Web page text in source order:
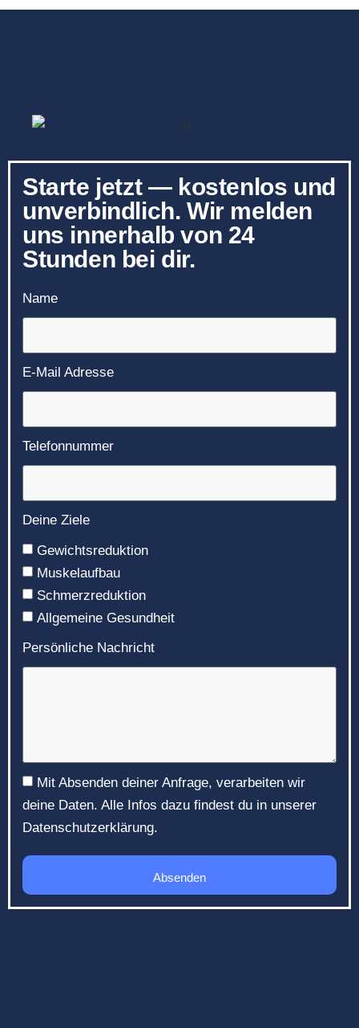
Starte jetzt — kostenlos und
unverbindlich. Wir melden
uns innerhalb von 24
Stunden bei dir.
Name
E-Mail Adresse
Telefonnummer
Deine Ziele
Gewichtsreduktion
Muskelaufbau
Schmerzreduktion
Allgemeine Gesundheit
Persönliche Nachricht
Mit Absenden deiner Anfrage, verarbeiten wir
deine Daten. Alle Infos dazu findest du in unserer
Datenschutzerklärung.
Absenden